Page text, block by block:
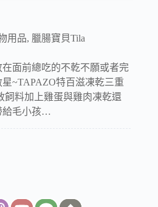
用品, 臘腸寶貝Tila
面前總吃的不乾不願或者完
~TAPAZO特百滋凍乾三重
飼料加上雞蛋與雞肉凍乾還
給毛小孩…